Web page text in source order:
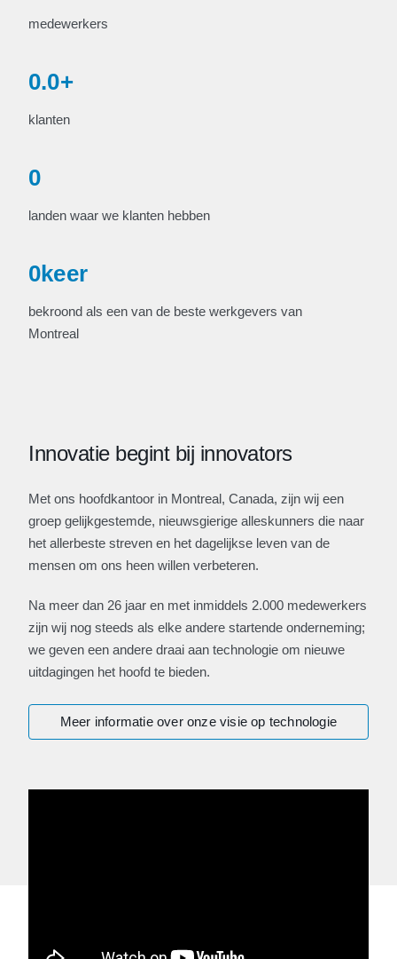
medewerkers
0.0+
klanten
0
landen waar we klanten hebben
0keer
bekroond als een van de beste werkgevers van
Montreal
Innovatie begint bij innovators
Met ons hoofdkantoor in Montreal, Canada, zijn wij een
groep gelijkgestemde, nieuwsgierige alleskunners die naar
het allerbeste streven en het dagelijkse leven van de
mensen om ons heen willen verbeteren.
Na meer dan 26 jaar en met inmiddels 2.000 medewerkers
zijn wij nog steeds als elke andere startende onderneming;
we geven een andere draai aan technologie om nieuwe
uitdagingen het hoofd te bieden.
Meer informatie over onze visie op technologie